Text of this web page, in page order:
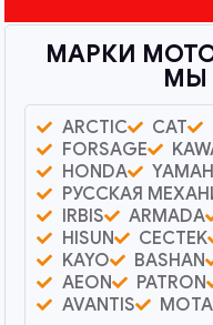
МАРКИ
МЫ
ARCTIC CAT
FORSAGE
HONDA
РУССКАЯ
IRBIS
ARMADA
HISUN
CECTEK
KAYO
BASHAN
AEON
PATRON
AVANTIS